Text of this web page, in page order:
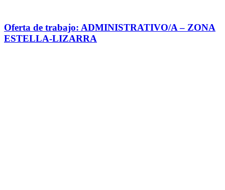
Oferta de trabajo: ADMINISTRATIVO/A – ZONA
ESTELLA-LIZARRA